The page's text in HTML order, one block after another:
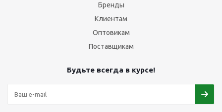
Бренды
Клиентам
Оптовикам
Поставщикам
Будьте всегда в курсе!